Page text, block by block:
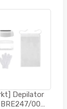
Depilator
00